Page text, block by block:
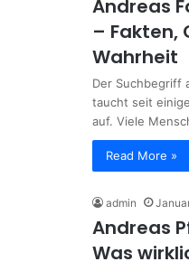
Andreas
– Fakten,
Wahrheit
Der Suchbegriff
taucht seit
auf. Viele
Read More »
admin
Andreas
Was